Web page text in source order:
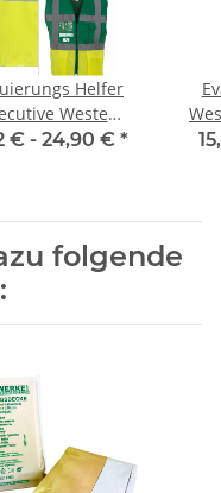
Helfer
Weste
gelb mit vielen
€ - 24,90 € *
folgende